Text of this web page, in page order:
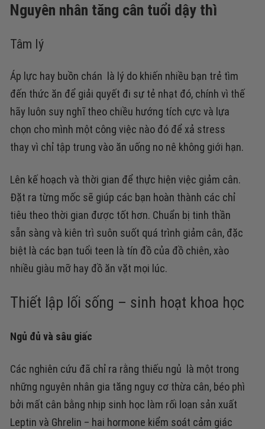
Nguyên nhân tăng cân tuổi dậy thì
Tâm lý
Áp lực hay buồn chán là lý do khiến nhiều bạn trẻ tìm
đến thức ăn để giải quyết đi sự tẻ nhạt đó, chính vì thế
hãy luôn suy nghĩ theo chiều hướng tích cực và lựa
chọn cho mình một công việc nào đó để xả stress
thay vì chỉ tập trung vào ăn uống no nê không giới hạn.
Lên kế hoạch và thời gian để thực hiện việc giảm cân.
Đặt ra từng mốc sẽ giúp các bạn hoàn thành các chỉ
tiêu theo thời gian được tốt hơn. Chuẩn bị tinh thần
sẵn sàng và kiên trì suôn suốt quá trình giảm cân, đặc
biệt là các bạn tuổi teen là tín đồ của đồ chiên, xào
nhiều giàu mỡ hay đồ ăn vặt mọi lúc.
Thiết lập lối sống – sinh hoạt khoa học
Ngủ đủ và sâu giấc
Các nghiên cứu đã chỉ ra rằng thiếu ngủ là một trong
những nguyên nhân gia tăng nguy cơ thừa cân, béo phì
bởi mất cân bằng nhịp sinh học làm rối loạn sản xuất
Leptin và Ghrelin – hai hormone kiểm soát cảm giác